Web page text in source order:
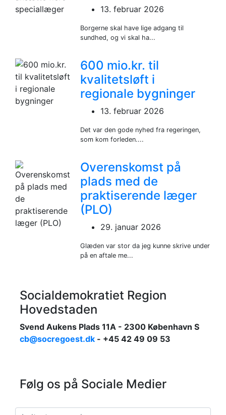
13. februar 2026
Borgerne skal have lige adgang til
sundhed, og vi skal ha...
600 mio.kr. til
kvalitetsløft i
regionale bygninger
13. februar 2026
Det var den gode nyhed fra regeringen,
som kom forleden....
Overenskomst på
plads med de
praktiserende læger
(PLO)
29. januar 2026
Glæden var stor da jeg kunne skrive under
på en aftale me...
Socialdemokratiet Region
Hovedstaden
Svend Aukens Plads 11A - 2300 København S
cb@socregoest.dk - +45 42 49 09 53
Følg os på Sociale Medier